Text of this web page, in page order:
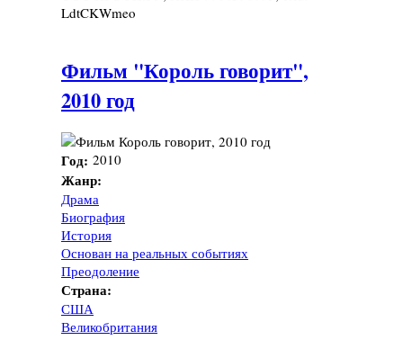
LdtCKWmeo
Фильм "Король говорит",
2010 год
Год: 2010
Жанр:
Драма
Биография
История
Основан на реальных событиях
Преодоление
Страна:
США
Великобритания